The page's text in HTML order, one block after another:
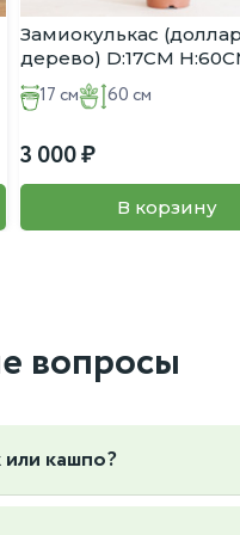
Замиокулькас
дерево) D:17CM
17 см 60 см
3 000
В корзину
вопросы
кашпо?
кашпо под ваш